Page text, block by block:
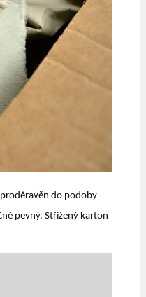
do podoby
pevný. Střižený karton